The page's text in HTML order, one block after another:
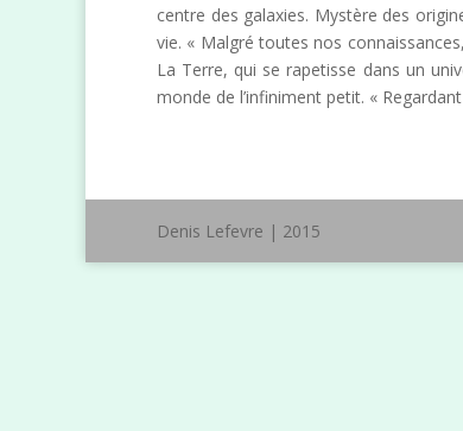
centre des galaxies. Mystère des
vie. « Malgré toutes nos
La Terre, qui se rapetisse dans un
monde de l’infiniment petit. «
Denis Lefevre | 2015